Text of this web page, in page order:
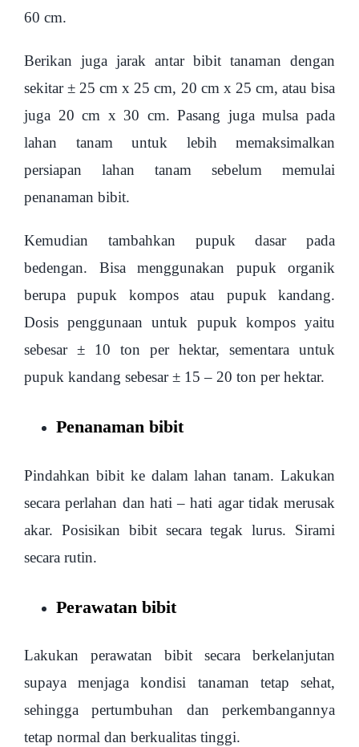
60 cm.
Berikan juga jarak antar bibit tanaman dengan
sekitar ± 25 cm x 25 cm, 20 cm x 25 cm, atau bisa
juga 20 cm x 30 cm. Pasang juga mulsa pada
lahan tanam untuk lebih memaksimalkan
persiapan lahan tanam sebelum memulai
penanaman bibit.
Kemudian tambahkan pupuk dasar pada
bedengan. Bisa menggunakan pupuk organik
berupa pupuk kompos atau pupuk kandang.
Dosis penggunaan untuk pupuk kompos yaitu
sebesar ± 10 ton per hektar, sementara untuk
pupuk kandang sebesar ± 15 – 20 ton per hektar.
Penanaman bibit
Pindahkan bibit ke dalam lahan tanam. Lakukan
secara perlahan dan hati – hati agar tidak merusak
akar. Posisikan bibit secara tegak lurus. Sirami
secara rutin.
Perawatan bibit
Lakukan perawatan bibit secara berkelanjutan
supaya menjaga kondisi tanaman tetap sehat,
sehingga pertumbuhan dan perkembangannya
tetap normal dan berkualitas tinggi.